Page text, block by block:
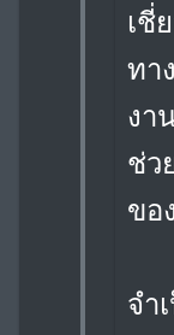
เ
ทา
งา
ช่ว
ขอ
จำ